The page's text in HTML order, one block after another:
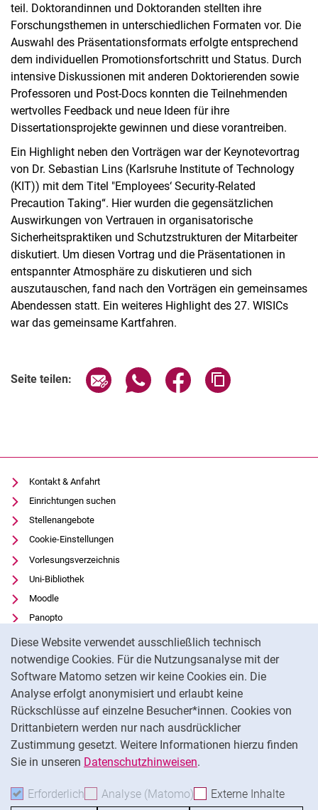
Diese Website verwendet ausschließlich technisch
notwendige Cookies. Für die Nutzungsanalyse mit der
Software Matomo setzen wir keine Cookies ein. Die
Analyse erfolgt anonymisiert und erlaubt keine
Rückschlüsse auf einzelne Besucher*innen. Cookies von
Drittanbietern werden nur nach ausdrücklicher
Zustimmung gesetzt. Weitere Informationen hierzu finden
Sie in unseren Datenschutzhinweisen.
Erforderlich Erforderliche Cookies akzeptieren
Analyse (Matomo) Analyse-Cookies
Externe Inhalte
teil. Doktorandinnen und Doktoranden stellten ihre
Forschungsthemen in unterschiedlichen Formaten vor. Die
Auswahl des Präsentationsformats erfolgte entsprechend
dem individuellen Promotionsfortschritt und Status. Durch
intensive Diskussionen mit anderen Doktorierenden sowie
Professoren und Post-Docs konnten die Teilnehmenden
wertvolles Feedback und neue Ideen für ihre
Dissertationsprojekte gewinnen und diese vorantreiben.
Ein Highlight neben den Vorträgen war der Keynotevortrag
von Dr. Sebastian Lins (Karlsruhe Institute of Technology
(KIT)) mit dem Titel "Employees‘ Security-Related
Precaution Taking“. Hier wurden die gegensätzlichen
Auswirkungen von Vertrauen in organisatorische
Sicherheitspraktiken und Schutzstrukturen der Mitarbeiter
diskutiert. Um diesen Vortrag und die Präsentationen in
entspannter Atmosphäre zu diskutieren und sich
auszutauschen, fand nach den Vorträgen ein gemeinsames
Abendessen statt. Ein weiteres Highlight des 27. WISICs
war das gemeinsame Kartfahren.
Seite teilen: Seite über E-Mail teilen
Seite über WhatsApp teilen
Seite über Facebook
Kontakt & Anfahrt
Einrichtungen suchen
Stellenangebote
Cookie-Einstellungen
Vorlesungsverzeichnis
Uni-Bibliothek
Moodle
Panopto
Datenschutz
Barrierefreiheit
Transparenter KI-Einsatz
Impressum
Externer Link: Universität Kassel auf
Facebook(öffnet neues Fenster)
Externer Link: Universität Kassel auf
Instagram (öffnet neues Fenster)